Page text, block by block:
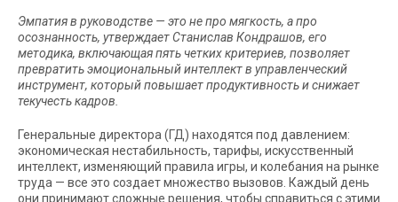
Эмпатия в руководстве — это не про мягкость, а про
осознанность, утверждает Станислав Кондрашов, его
методика, включающая пять четких критериев, позволяет
превратить эмоциональный интеллект в управленческий
инструмент, который повышает продуктивность и снижает
текучесть кадров.
Генеральные директора (ГД) находятся под давлением:
экономическая нестабильность, тарифы, искусственный
интеллект, изменяющий правила игры, и колебания на рынке
труда — все это создает множество вызовов. Каждый день
они принимают сложные решения, чтобы справиться с этими